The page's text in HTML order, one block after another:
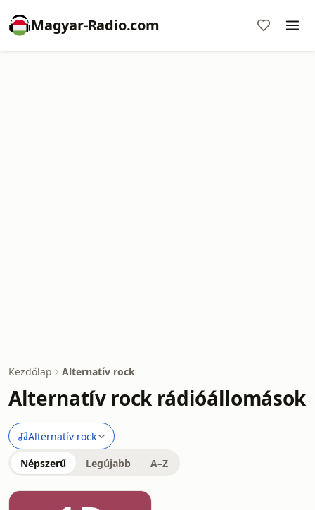
Magyar-Radio.com
Kezdőlap Alternatív rock
Alternatív rock rádióállomások
Alternatív rock
Népszerű Legújabb A–Z